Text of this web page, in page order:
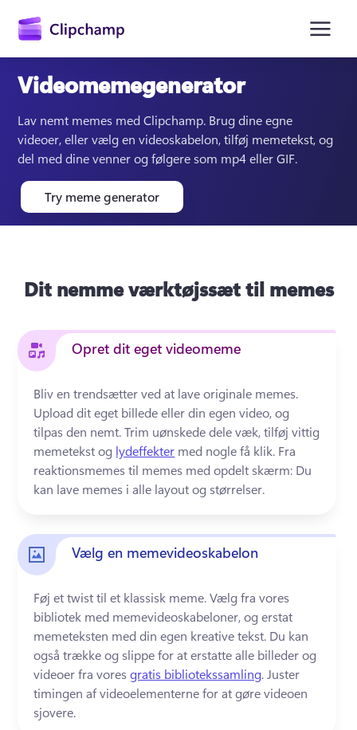
Videomemegenerator
Lav nemt memes med Clipchamp. Brug dine egne
videoer, eller vælg en videoskabelon, tilføj memetekst, og
del med dine venner og følgere som mp4 eller GIF.
Try meme generator
Dit nemme værktøjssæt til memes
Opret dit eget videomeme
Upload dit eget billede eller din egen video, og
tilpas den nemt. Trim uønskede dele væk, tilføj vittig
memetekst og lydeffekter med nogle få klik. Fra
reaktionsmemes til memes med opdelt skærm: Du
kan lave memes i alle layout og størrelser.
Vælg en memevideoskabelon
Føj et twist til et klassisk meme. Vælg fra vores
bibliotek med memevideoskabeloner, og erstat
memeteksten med din egen kreative tekst. Du kan
også trække og slippe for at erstatte alle billeder og
videoer fra vores gratis bibliotekssamling. Juster
timingen af videoelementerne for at gøre videoen
sjovere.